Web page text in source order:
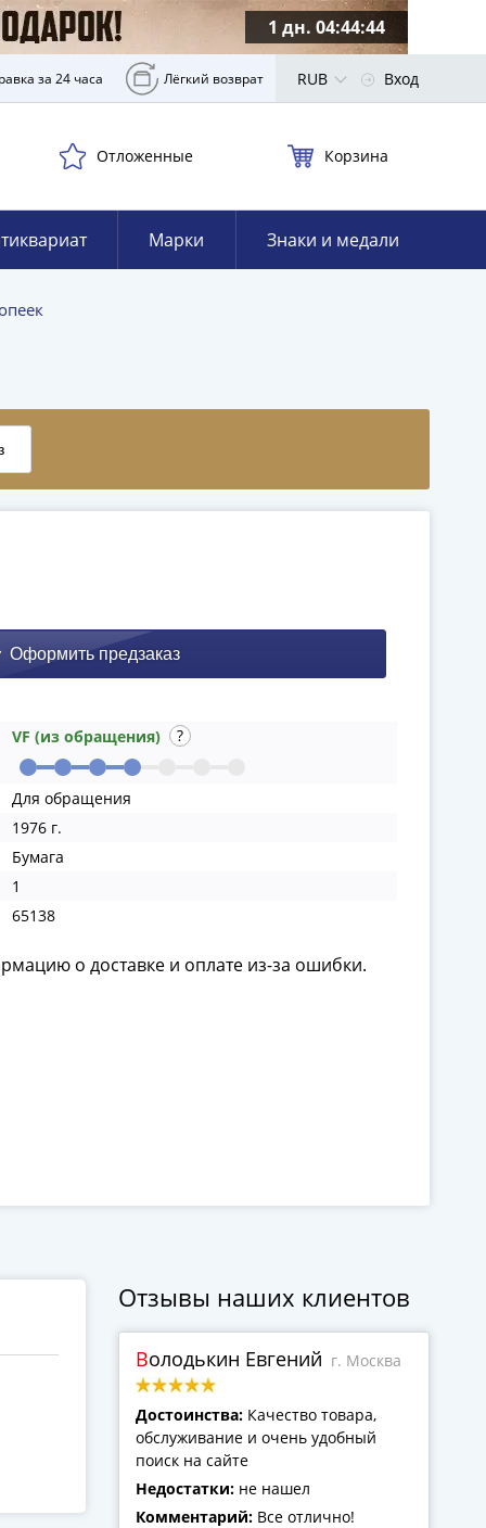
1 дн. 04:44:43
за 24 часа Лёгкий возврат RUB Вход
Отложенные Корзина
Марки Знаки и медали
VF (из обращения)
Для обращения
1976 г.
Бумага
1
65138
о доставке и оплате из-за ошибки.
Отзывы наших клиентов
Володькин Евгений г. Москва
Достоинства: Качество товара,
обслуживание и очень удобный
поиск на сайте
Недостатки: не нашел
Комментарий: Все отлично!